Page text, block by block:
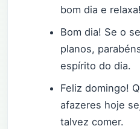
bom dia e relaxa!
Bom dia! Se o
planos,
espírito do dia.
Feliz domingo!
afazeres hoje
talvez comer.